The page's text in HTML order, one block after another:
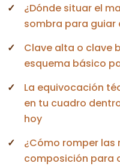
¿Dónde situar el
sombra para guiar
Clave alta o clave
esquema básico
La equivocación
en tu cuadro
hoy
¿Cómo romper las
composición para